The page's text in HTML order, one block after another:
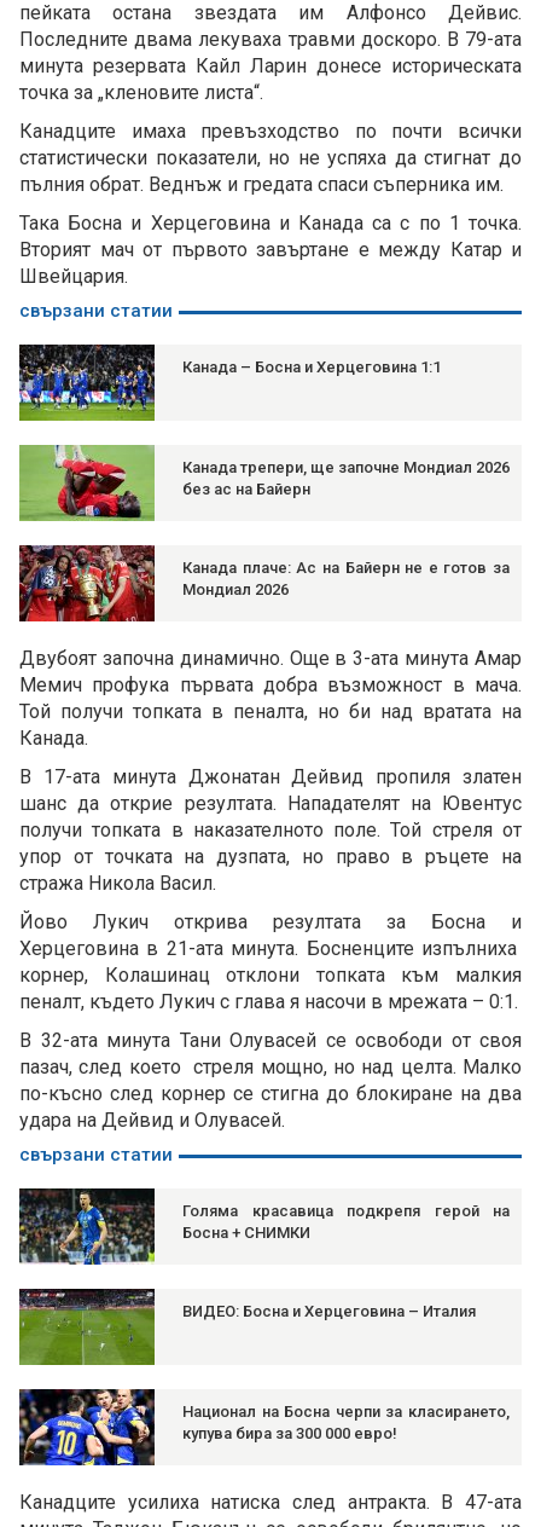
пейката остана звездата им Алфонсо Дейвис.
Последните двама лекуваха травми доскоро. В 79-ата
минута резервата Кайл Ларин донесе историческата
точка за „кленовите листа“.
Канадците имаха превъзходство по почти всички
статистически показатели, но не успяха да стигнат до
пълния обрат. Веднъж и гредата спаси съперника им.
Така Босна и Херцеговина и Канада са с по 1 точка.
Вторият мач от първото завъртане е между Катар и
Швейцария.
свързани статии
Канада – Босна и Херцеговина 1:1
Канада трепери, ще започне Мондиал 2026
без ас на Байерн
Канада плаче: Ас на Байерн не е готов за
Мондиал 2026
Двубоят започна динамично. Още в 3-ата минута Амар
Мемич профука първата добра възможност в мача.
Той получи топката в пеналта, но би над вратата на
Канада.
В 17-ата минута Джонатан Дейвид пропиля златен
шанс да открие резултата. Нападателят на Ювентус
получи топката в наказателното поле. Той стреля от
упор от точката на дузпата, но право в ръцете на
стража Никола Васил.
Йово Лукич открива резултата за Босна и
Херцеговина в 21-ата минута. Босненците изпълниха
корнер, Колашинац отклони топката към малкия
пеналт, където Лукич с глава я насочи в мрежата – 0:1.
В 32-ата минута Тани Олувасей се освободи от своя
пазач, след което стреля мощно, но над целта. Малко
по-късно след корнер се стигна до блокиране на два
удара на Дейвид и Олувасей.
свързани статии
Голяма красавица подкрепя герой на
Босна + СНИМКИ
ВИДЕО: Босна и Херцеговина – Италия
Национал на Босна черпи за класирането,
купува бира за 300 000 евро!
Канадците усилиха натиска след антракта. В 47-ата